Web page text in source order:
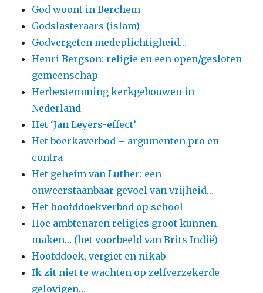
God woont in Berchem
Godslasteraars (islam)
Godvergeten medeplichtigheid…
Henri Bergson: religie en een open/gesloten
gemeenschap
Herbestemming kerkgebouwen in
Nederland
Het ‘Jan Leyers-effect’
Het boerkaverbod – argumenten pro en
contra
Het geheim van Luther: een
onweerstaanbaar gevoel van vrijheid…
Het hoofddoekverbod op school
Hoe ambtenaren religies groot kunnen
maken… (het voorbeeld van Brits Indië)
Hoofddoek, vergiet en nikab
Ik zit niet te wachten op zelfverzekerde
gelovigen…